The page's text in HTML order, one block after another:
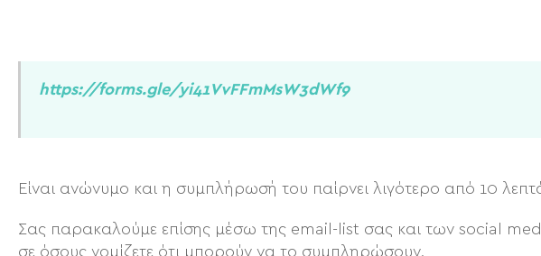
https://forms.gle/yi41VvFFmMsW3dWf9
Είναι ανώνυμο και η συμπλήρωσή του παίρνει λιγότερο από 10
Σας παρακαλούμε επίσης μέσω της email-list σας και των social
σε όσους νομίζετε ότι μπορούν να το συμπληρώσουν.